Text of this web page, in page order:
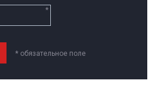
*
* обязательное поле